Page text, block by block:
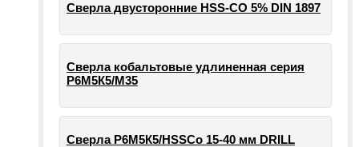
Сверла двусторонние HSS-CO 5% DIN 1897
Сверла кобальтовые удлиненная серия
Р6М5К5/М35
Сверла Р6М5К5/HSSCo 15-40 мм DRILL